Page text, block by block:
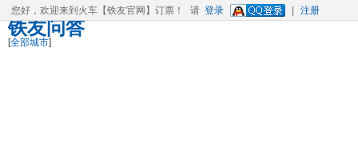
您好，欢迎来到 火车 【铁友官网】 订票 ！ 请 登录 注册
铁友问答
[全部城市]